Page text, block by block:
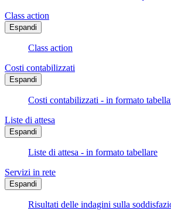
Class action
Espandi
Class action
Costi contabilizzati
Espandi
Costi contabilizzati - in formato
Liste di attesa
Espandi
Liste di attesa - in formato tabellare
Servizi in rete
Espandi
Risultati delle indagini sulla